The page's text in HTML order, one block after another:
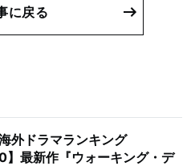
に戻る
海外ドラマランキング
】最新作『ウォーキング・デ